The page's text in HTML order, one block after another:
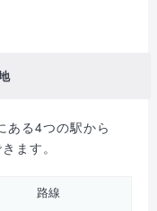
ある4つの駅から
ます。
路線